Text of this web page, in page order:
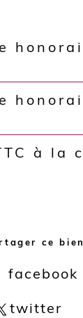
à la
ce bien
facebook
twitter